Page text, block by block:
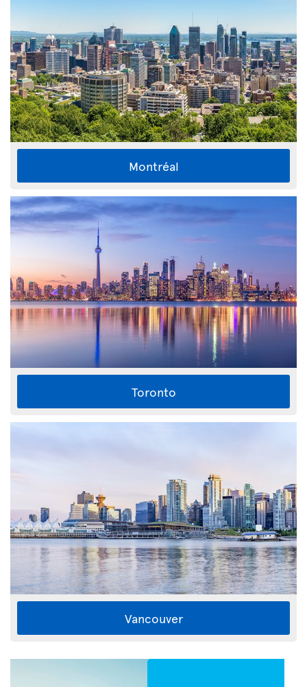
Montréal
Toronto
Vancouver